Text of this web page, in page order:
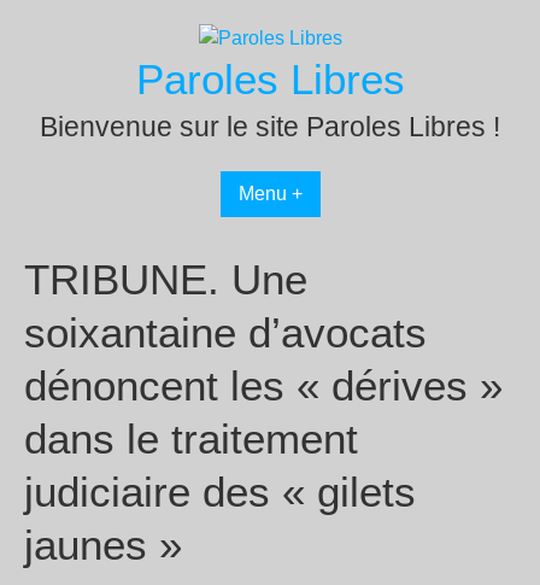
Paroles Libres
Bienvenue sur le site Paroles Libres !
Menu +
TRIBUNE. Une
soixantaine d’avocats
dénoncent les « dérives »
dans le traitement
judiciaire des « gilets
jaunes »